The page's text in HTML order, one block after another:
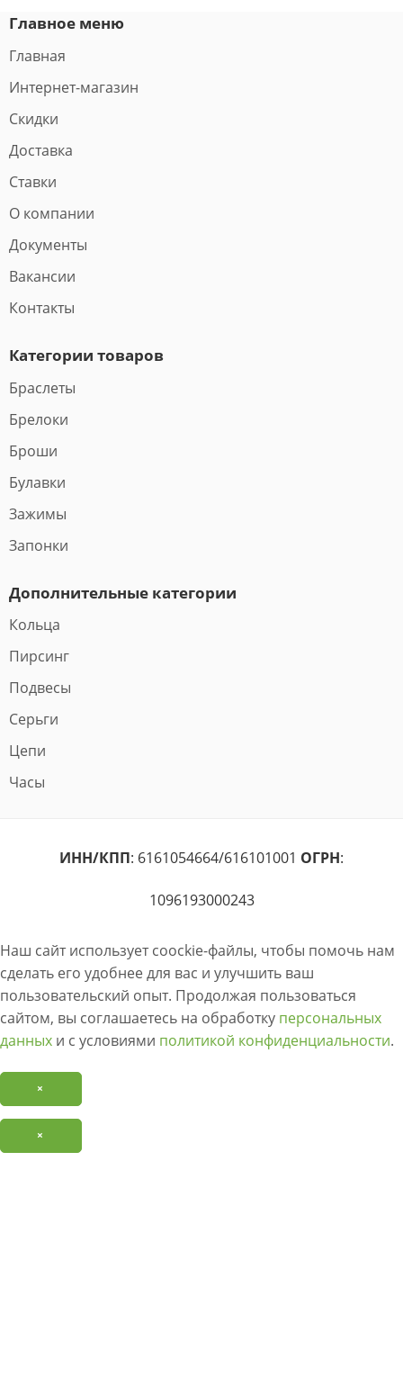
Главное меню
Главная
Интернет-магазин
Скидки
Доставка
Ставки
О компании
Документы
Вакансии
Контакты
Категории товаров
Браслеты
Брелоки
Броши
Булавки
Зажимы
Запонки
Дополнительные категории
Кольца
Пирсинг
Подвесы
Серьги
Цепи
Часы
ИНН/КПП: 6161054664/616101001 ОГРН:
1096193000243
Наш сайт использует coockie-файлы, чтобы помочь нам
сделать его удобнее для вас и улучшить ваш
пользовательский опыт. Продолжая пользоваться
сайтом, вы соглашаетесь на обработку персональных
данных и с условиями политикой конфиденциальности.
×
×